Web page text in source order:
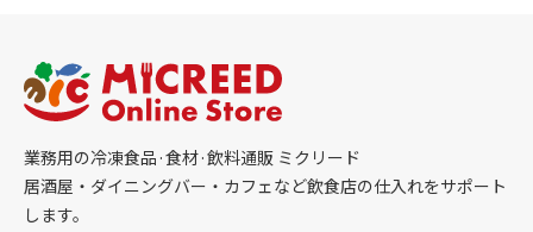
業務用の冷凍食品·食材·飲料通販 ミクリード
居酒屋・ダイニングバー・カフェなど飲食店の仕入れをサポート
します。